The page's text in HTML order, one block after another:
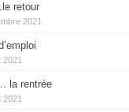
retour
2021
2021
la rentrée
2021